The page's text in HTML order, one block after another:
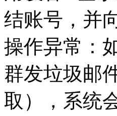
结账号，并
操作异常：
群发垃圾邮
取），系统